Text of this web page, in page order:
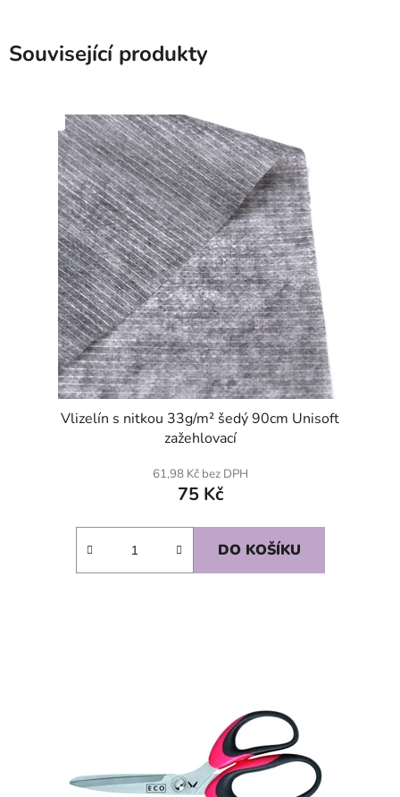
Související produkty
Vlizelín s nitkou 33g/m² šedý 90cm Unisoft
zažehlovací
61,98 Kč bez DPH
75 Kč
DO KOŠÍKU